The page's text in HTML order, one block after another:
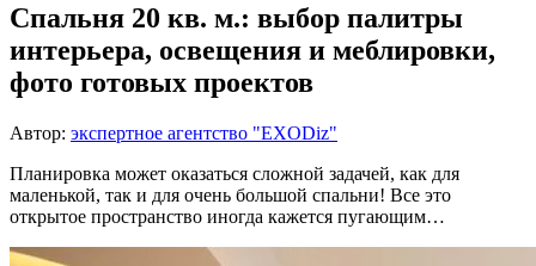
Спальня 20 кв. м.: выбор палитры
интерьера, освещения и меблировки,
фото готовых проектов
Автор: экспертное агентство "EXODiz"
Планировка может оказаться сложной задачей, как для
маленькой, так и для очень большой спальни! Все это
открытое пространство иногда кажется пугающим…